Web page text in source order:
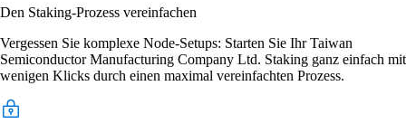
Den Staking-Prozess vereinfachen
Vergessen Sie komplexe Node-Setups: Starten Sie Ihr Taiwan
Semiconductor Manufacturing Company Ltd. Staking ganz einfach mit
wenigen Klicks durch einen maximal vereinfachten Prozess.